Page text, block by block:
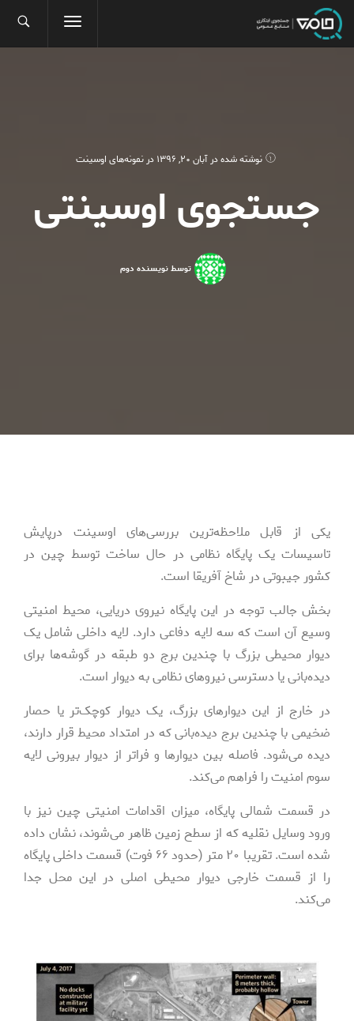
نوشته شده در آبان 20, 1396 در نمونه‌های اوسینت
جستجوی اوسینتی
توسط نویسنده دوم
یکی از قابل ملاحظه‌ترین بررسی‌های اوسینت درپایش
تاسیسات یک پایگاه نظامی در حال ساخت توسط چین در
کشور جیبوتی در شاخ آفریقا است.
بخش جالب توجه در این پایگاه نیروی دریایی، محیط امنیتی
وسیع آن است که سه لایه دفاعی دارد. لایه داخلی شامل یک
دیوار محیطی بزرگ با چندین برج دو طبقه در گوشه‌ها برای
دیده‌بانی یا دسترسی نیروهای نظامی ‌به دیوار است.
در خارج از این دیوارهای بزرگ، یک دیوار کوچک‌تر یا حصار
ضخیمی‌ با چندین برج دیده‌بانی که در امتداد محیط قرار دارند،
دیده می‌شود. فاصله بین دیوارها و فراتر از دیوار بیرونی لایه
سوم امنیت را فراهم می‌کند.
در قسمت شمالی پایگاه، میزان اقدامات امنیتی چین نیز با
ورود وسایل نقلیه که از سطح زمین ظاهر می‌شوند، نشان داده
شده است. تقریبا ۲۰ متر (حدود ۶۶ فوت) قسمت داخلی پایگاه
را از قسمت خارجی دیوار محیطی اصلی در این محل جدا
می‌کند.